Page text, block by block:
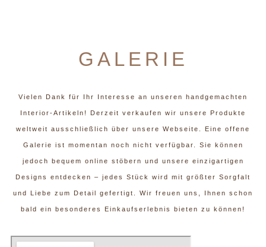
GALERIE
Vielen Dank für Ihr Interesse an unseren handgemachten
Interior-Artikeln! Derzeit verkaufen wir unsere Produkte
weltweit ausschließlich über unsere Webseite. Eine offene
Galerie ist momentan noch nicht verfügbar. Sie können
jedoch bequem online stöbern und unsere einzigartigen
Designs entdecken – jedes Stück wird mit größter Sorgfalt
und Liebe zum Detail gefertigt. Wir freuen uns, Ihnen schon
bald ein besonderes Einkaufserlebnis bieten zu können!